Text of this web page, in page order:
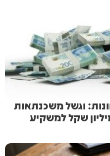
וגשל משכנתאות